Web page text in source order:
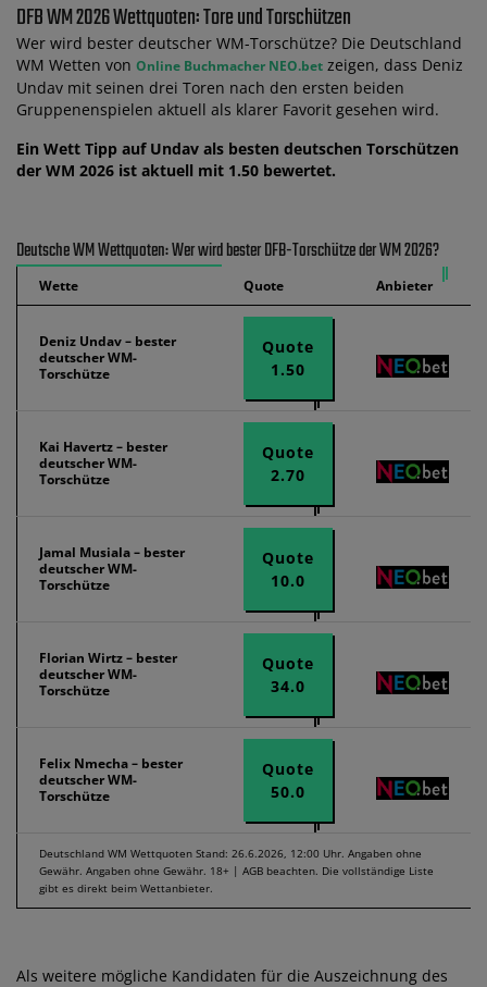
DFB WM 2026 Wettquoten: Tore und Torschützen
Wer wird bester deutscher WM-Torschütze? Die Deutschland
WM Wetten von Online Buchmacher NEO.bet zeigen, dass Deniz
Undav mit seinen drei Toren nach den ersten beiden
Gruppenenspielen aktuell als klarer Favorit gesehen wird.
Ein Wett Tipp auf Undav als besten deutschen Torschützen
der WM 2026 ist aktuell mit 1.50 bewertet.
Deutsche WM Wettquoten: Wer wird bester DFB-Torschütze der WM 2026?
Wette Quote Anbieter
Deniz Undav – bester
deutscher WM-
Torschütze
Quote
1.50
Kai Havertz – bester
deutscher WM-
Torschütze
Quote
2.70
Jamal Musiala – bester
deutscher WM-
Torschütze
Quote
10.0
Florian Wirtz – bester
deutscher WM-
Torschütze
Quote
34.0
Felix Nmecha – bester
deutscher WM-
Torschütze
Quote
50.0
Deutschland WM Wettquoten Stand: 26.6.2026, 12:00 Uhr. Angaben ohne
Gewähr. Angaben ohne Gewähr. 18+ | AGB beachten. Die vollständige Liste
gibt es direkt beim Wettanbieter.
Als weitere mögliche Kandidaten für die Auszeichnung des